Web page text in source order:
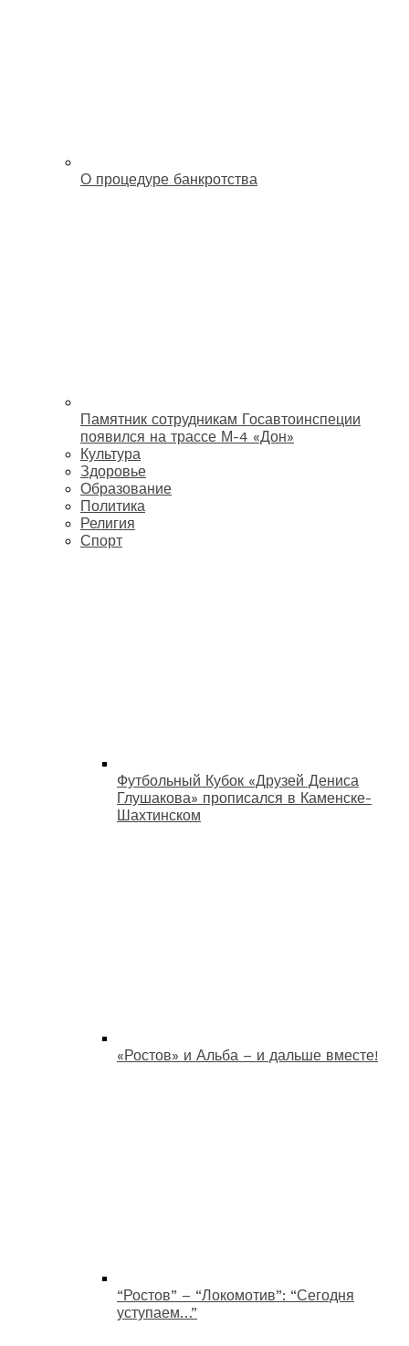
О процедуре банкротства
Памятник сотрудникам Госавтоинспеции
появился на трассе М-4 «Дон»
Культура
Здоровье
Образование
Политика
Религия
Спорт
Футбольный Кубок «Друзей Дениса
Глушакова» прописался в Каменске-
Шахтинском
«Ростов» и Альба – и дальше вместе!
“Ростов” – “Локомотив”: “Сегодня
уступаем…”